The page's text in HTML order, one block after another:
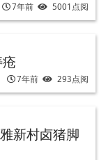
7年前 5001点阅
7年前 293点阅
新村卤猪脚